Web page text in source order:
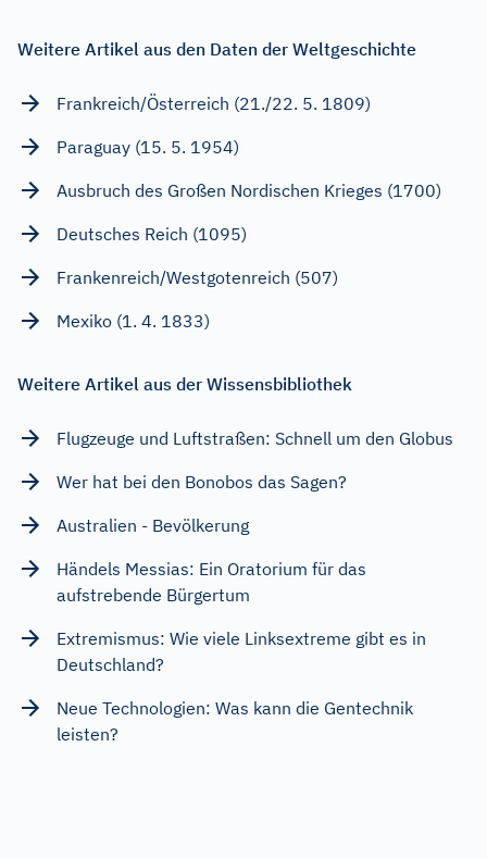
Weitere Artikel aus den Daten der Weltgeschichte
Frankreich/Österreich (21./22. 5. 1809)
Paraguay (15. 5. 1954)
Ausbruch des Großen Nordischen Krieges (1700)
Deutsches Reich (1095)
Frankenreich/Westgotenreich (507)
Mexiko (1. 4. 1833)
Weitere Artikel aus der Wissensbibliothek
Flugzeuge und Luftstraßen: Schnell um den Globus
Wer hat bei den Bonobos das Sagen?
Australien - Bevölkerung
Händels Messias: Ein Oratorium für das
aufstrebende Bürgertum
Extremismus: Wie viele Linksextreme gibt es in
Deutschland?
Neue Technologien: Was kann die Gentechnik
leisten?